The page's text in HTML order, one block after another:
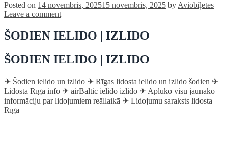
Posted on 14 novembris, 202515 novembris, 2025 by Aviobiļetes —
Leave a comment
ŠODIEN IELIDO | IZLIDO
ŠODIEN IELIDO | IZLIDO
✈︎ Šodien ielido un izlido ✈︎ Rīgas lidosta ielido un izlido šodien ✈︎
Lidosta Rīga info ✈︎ airBaltic ielido izlido ✈︎ Aplūko visu jaunāko
informāciju par lidojumiem reāllaikā ✈︎ Lidojumu saraksts lidosta
Rīga